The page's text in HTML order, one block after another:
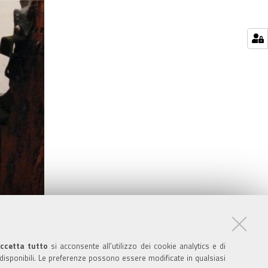
tutto si acconsente all’utilizzo dei cookie analytics e di
Le preferenze possono essere modificate in qualsiasi